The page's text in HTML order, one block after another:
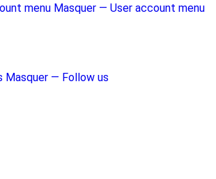
menu Masquer — User account menu
Masquer — Follow us